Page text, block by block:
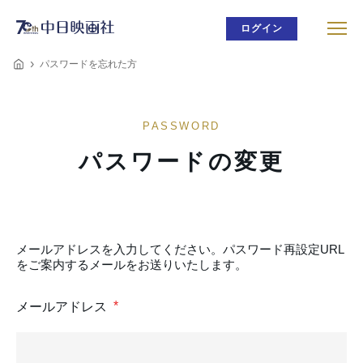
ログイン
パスワードを忘れた方
PASSWORD
パスワードの変更
メールアドレスを入力してください。パスワード再設定URL
をご案内するメールをお送りいたします。
メールアドレス *